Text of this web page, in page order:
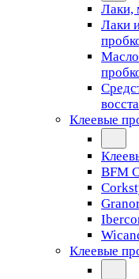
Лаки,
Лаки
Масло
Клеевые
BFM
Клеевые